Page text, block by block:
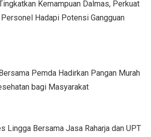
Kemampuan Dalmas, Perkuat
Hadapi Potensi Gangguan
Pemda Hadirkan Pangan Murah
bagi Masyarakat
Lingga Bersama Jasa Raharja dan UPT